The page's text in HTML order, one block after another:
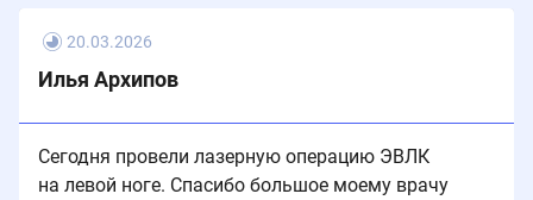
20.03.2026
Илья Архипов
Сегодня провели лазерную операцию ЭВЛК
на левой ноге. Спасибо большое моему врачу